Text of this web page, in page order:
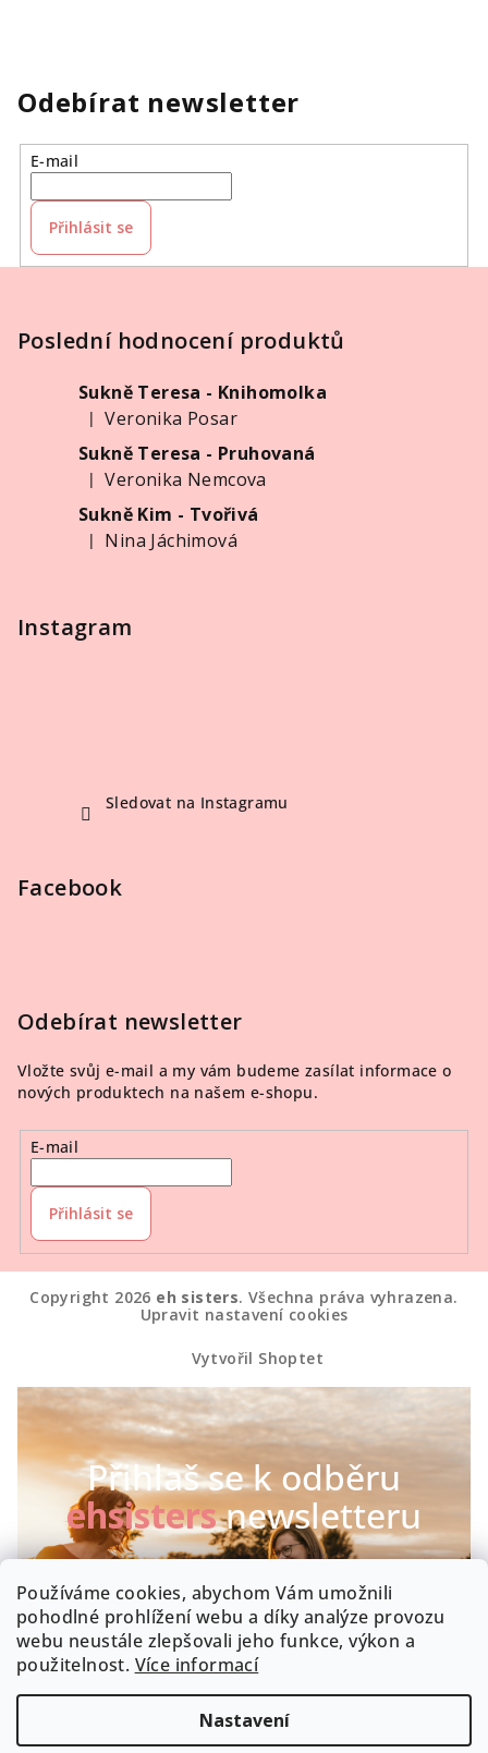
Používáme cookies, abychom Vám umožnili
pohodlné prohlížení webu a díky analýze provozu
webu neustále zlepšovali jeho funkce, výkon a
použitelnost. Více informací
Nastavení
Odebírat newsletter
E-mail
Přihlásit se
Poslední hodnocení produktů
Sukně Teresa - Knihomolka
Hodnocení produktu je 5 z 5 hvězdiček.
|
Veronika Posar
Sukně Teresa - Pruhovaná
Hodnocení produktu je 5 z 5 hvězdiček.
|
Veronika Nemcova
Sukně Kim - Tvořivá
Hodnocení produktu je 5 z 5 hvězdiček.
| Nina Jáchimová
Instagram
Sledovat na Instagramu
Facebook
Odebírat newsletter
Vložte svůj e-mail a my vám budeme zasílat informace o
nových produktech na našem e-shopu.
E-mail
Přihlásit se
Copyright 2026 eh sisters. Všechna práva vyhrazena.
Upravit nastavení cookies
Vytvořil Shoptet
Přihlaš se k odběru
ehsistersnewsletteru
Chceš být první, kdo se dozví o našich novinkách a
speciálních akcích? Máme radost :-)
Byla by škoda, kdyby zrovna Tobě něco uniklo!